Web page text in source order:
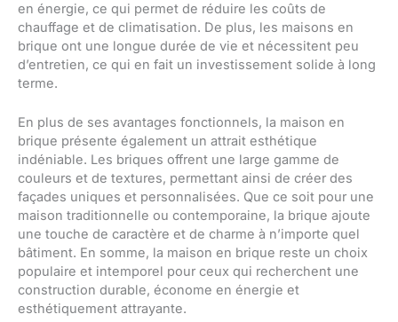
en énergie, ce qui permet de réduire les coûts de
chauffage et de climatisation. De plus, les maisons en
brique ont une longue durée de vie et nécessitent peu
d’entretien, ce qui en fait un investissement solide à long
terme.
En plus de ses avantages fonctionnels, la maison en
brique présente également un attrait esthétique
indéniable. Les briques offrent une large gamme de
couleurs et de textures, permettant ainsi de créer des
façades uniques et personnalisées. Que ce soit pour une
maison traditionnelle ou contemporaine, la brique ajoute
une touche de caractère et de charme à n’importe quel
bâtiment. En somme, la maison en brique reste un choix
populaire et intemporel pour ceux qui recherchent une
construction durable, économe en énergie et
esthétiquement attrayante.